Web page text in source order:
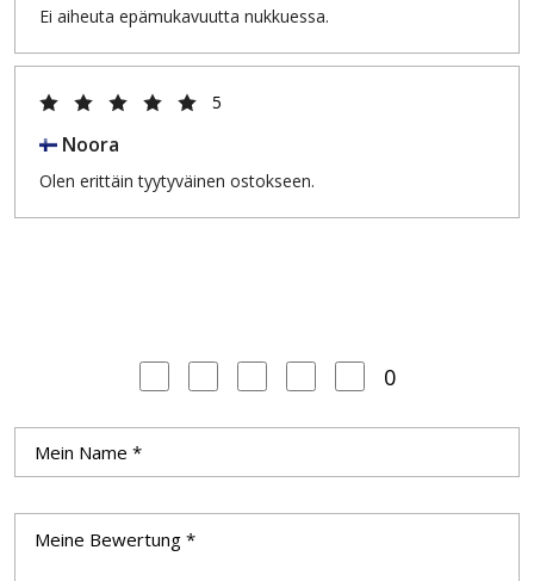
Ei aiheuta epämukavuutta nukkuessa.
5
Noora
Olen erittäin tyytyväinen ostokseen.
0